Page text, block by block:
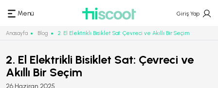
Menü Giriş Yap
Anasayfa Blog 2. El Elektrikli Bisiklet Sat: Çevreci ve Akıllı Bir Seçim
2. El Elektrikli Bisiklet Sat: Çevreci ve
Akıllı Bir Seçim
26 Haziran 2025